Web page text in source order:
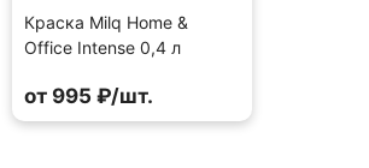
Краска Milq Home &
Office Intense 0,4 л
от 995 ₽/шт.